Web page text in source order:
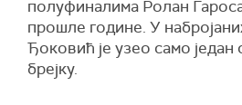
полуфиналима Ролан
прошле године. У
Ђоковић је узео само један
брејку.